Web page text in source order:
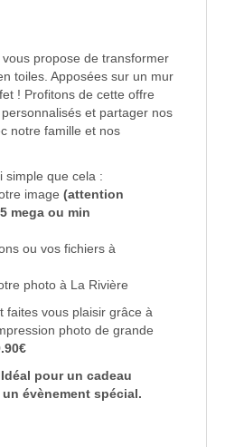
propose de transformer
toiles. Apposées sur un mur
! Profitons de cette offre
et partager nos
notre famille et nos
simple que cela :
image (attention
mega ou min
ou vos fichiers à
photo à La Rivière
faites vous plaisir grâce à
photo de grande
pour un cadeau
évènement spécial.